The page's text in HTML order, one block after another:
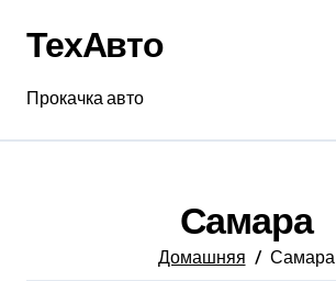
содержанию
ТехАвто
Прокачка авто
Самара
Домашняя Самара